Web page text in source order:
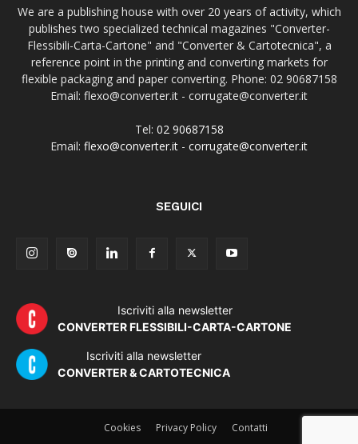
We are a publishing house with over 20 years of activity, which
publishes two specialized technical magazines "Converter-
Flessibili-Carta-Cartone" and "Converter & Cartotecnica", a
reference point in the printing and converting markets for
flexible packaging and paper converting. Phone: 02 90687158
Email: flexo@converter.it - corrugate@converter.it
Tel: 02 90687158
Email: flexo@converter.it - corrugate@converter.it
SEGUICI
Iscriviti alla newsletter
CONVERTER FLESSIBILI-CARTA-CARTONE
Iscriviti alla newsletter
CONVERTER & CARTOTECNICA
Cookies Privacy Policy Contatti